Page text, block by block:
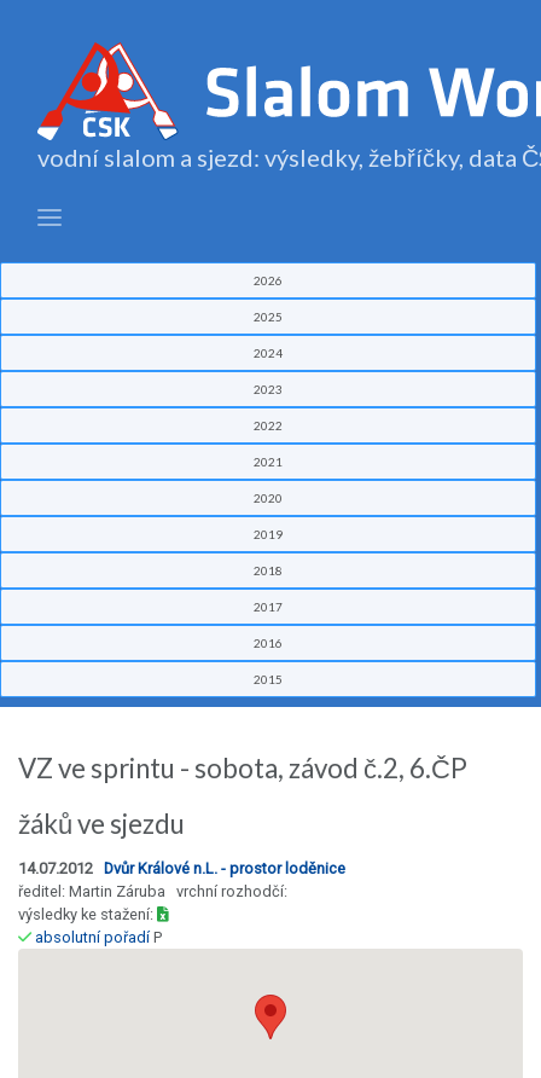
vodní slalom a sjezd: výsledky, žebříčky, data
2026
2025
2024
2023
2022
2021
2020
2019
2018
2017
2016
2015
VZ ve sprintu - sobota, závod č.2, 6.ČP
žáků ve sjezdu
14.07.2012 Dvůr Králové n.L. - prostor loděnice
ředitel: Martin Záruba vrchní rozhodčí:
výsledky ke stažení:
absolutní pořadíP